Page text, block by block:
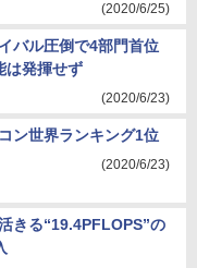
(2020/6/25)
バル圧倒で4部門首位
は発揮せず
(2020/6/23)
ン世界ランキング1位
(2020/6/23)
きる“19.4PFLOPS”の